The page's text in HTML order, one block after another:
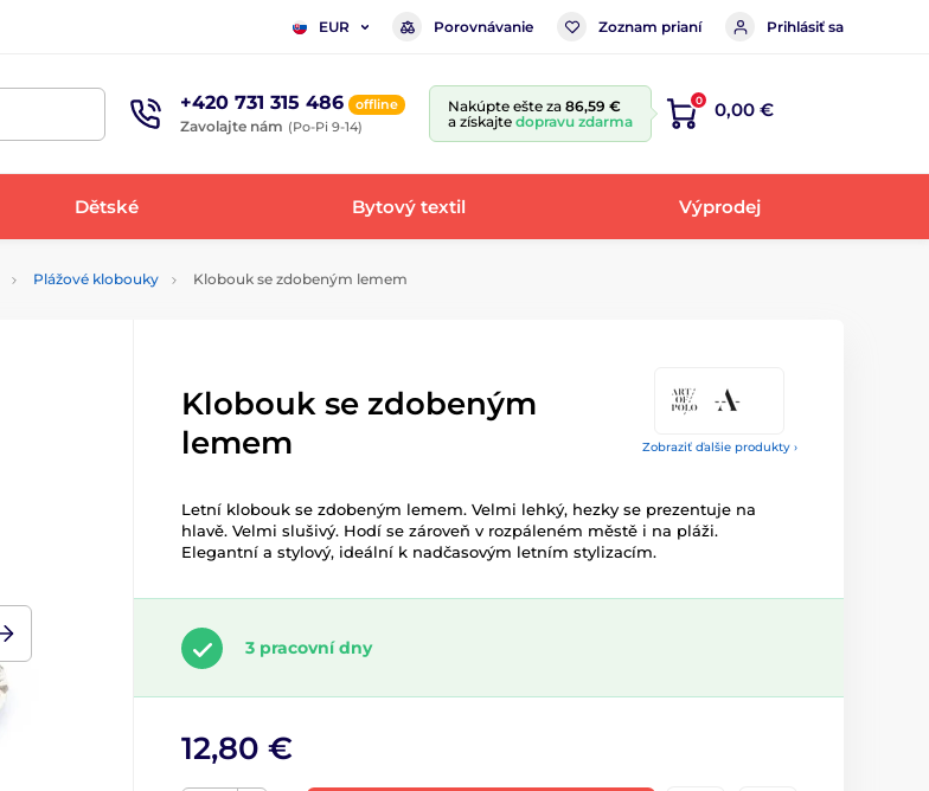
EUR Porovnávanie Zoznam prianí Prihlásiť sa
+420 731 315 486 offline
Zavolajte nám (Po-Pi 9-14)
Nakúpte ešte za 86,59 €
a získajte dopravu zdarma
0 0,00 €
Dětské Bytový textil Výprodej
Plážové klobouky Klobouk se zdobeným lemem
Zobraziť ďalšie produkty ›
Klobouk se zdobeným
lemem
Letní klobouk se zdobeným lemem. Velmi lehký, hezky se prezentuje na
hlavě. Velmi slušivý. Hodí se zároveň v rozpáleném městě i na pláži.
Elegantní a stylový, ideální k nadčasovým letním stylizacím.
3 pracovní dny
12,80 €